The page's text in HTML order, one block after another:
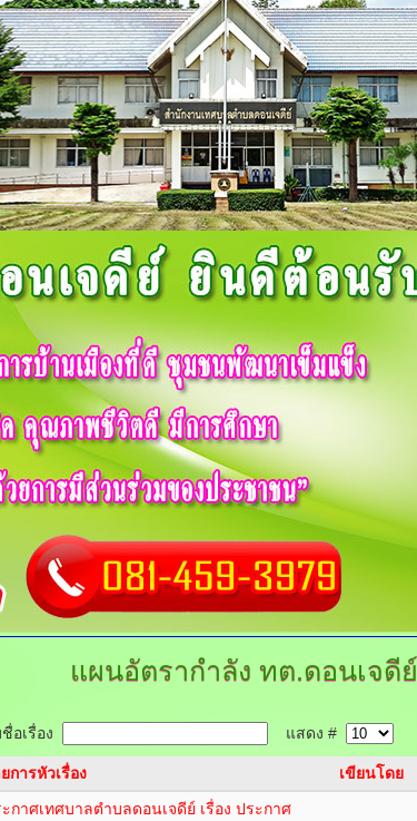
แผนอัตรากำลัง ทต.ดอนเจดีย์
อเรื่อง แสดง #
การหัวเรื่อง เขียนโดย
กาศเทศบาลตำบลดอนเจดีย์ เรื่อง ประกาศ